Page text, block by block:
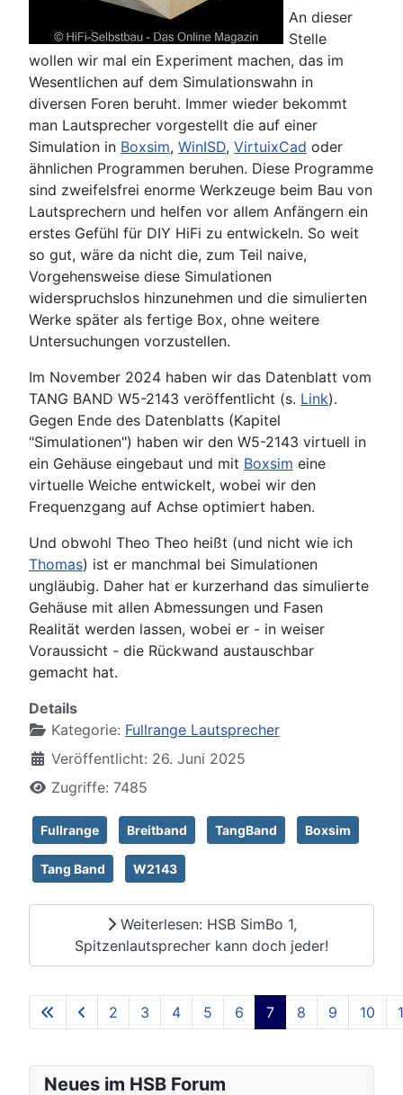
Neues im HSB Forum
An dieser
Stelle
wollen wir mal ein Experiment machen, das im
Wesentlichen auf dem Simulationswahn in
diversen Foren beruht. Immer wieder bekommt
man Lautsprecher vorgestellt die auf einer
Simulation in Boxsim, WinISD, VirtuixCad oder
ähnlichen Programmen beruhen. Diese Programme
sind zweifelsfrei enorme Werkzeuge beim Bau von
Lautsprechern und helfen vor allem Anfängern ein
erstes Gefühl für DIY HiFi zu entwickeln. So weit
so gut, wäre da nicht die, zum Teil naive,
Vorgehensweise diese Simulationen
widerspruchslos hinzunehmen und die simulierten
Werke später als fertige Box, ohne weitere
Untersuchungen vorzustellen.
Im November 2024 haben wir das Datenblatt vom
TANG BAND W5-2143 veröffentlicht (s. Link).
Gegen Ende des Datenblatts (Kapitel
"Simulationen") haben wir den W5-2143 virtuell in
ein Gehäuse eingebaut und mit Boxsim eine
virtuelle Weiche entwickelt, wobei wir den
Frequenzgang auf Achse optimiert haben.
Und obwohl Theo Theo heißt (und nicht wie ich
Thomas) ist er manchmal bei Simulationen
ungläubig. Daher hat er kurzerhand das simulierte
Gehäuse mit allen Abmessungen und Fasen
Realität werden lassen, wobei er - in weiser
Voraussicht - die Rückwand austauschbar
gemacht hat.
Details
Kategorie: Fullrange Lautsprecher
Veröffentlicht: 26. Juni 2025
Zugriffe: 7485
Fullrange Breitband TangBand Boxsim
Tang Band W2143
Weiterlesen: HSB SimBo 1,
Spitzenlautsprecher kann doch jeder!
Seite 7 von 129
2 3 4 5 6 7 8 9 10